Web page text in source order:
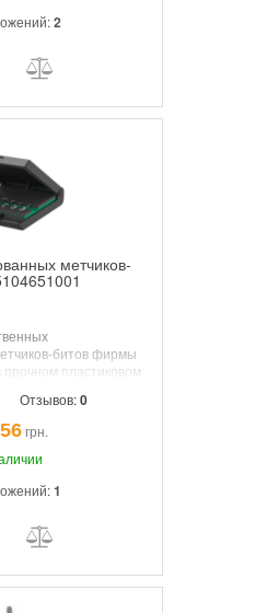
2
метчиков-
битов фирмы
пластиковом
DIN ISO 1173-D
для установки в
электродрели.
Отзывов:0
грн.
1